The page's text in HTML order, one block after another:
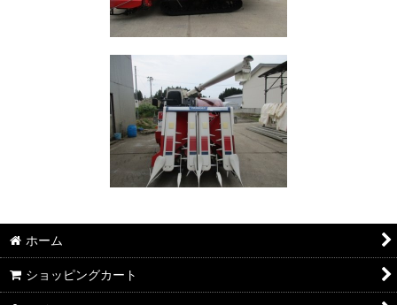
ホーム
ショッピングカート